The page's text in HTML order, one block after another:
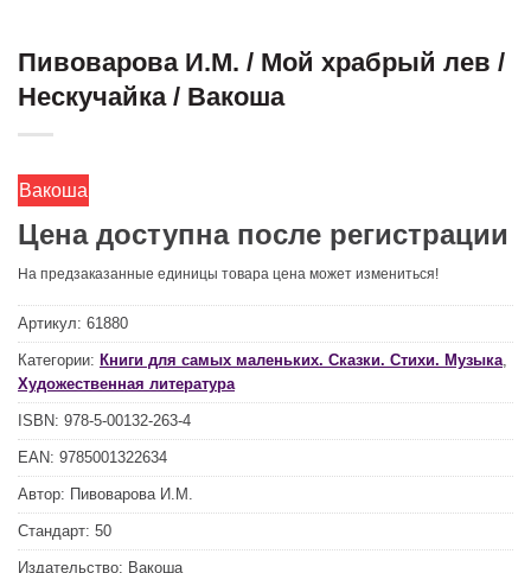
Пивоварова И.М. / Мой храбрый лев /
Нескучайка / Вакоша
Вакоша
Цена доступна после регистрации
На предзаказанные единицы товара цена может измениться!
Артикул: 61880
Категории: Книги для самых маленьких. Сказки. Стихи. Музыка
Художественная литература
ISBN: 978-5-00132-263-4
EAN: 9785001322634
Автор: Пивоварова И.М.
Стандарт: 50
Издательство: Вакоша